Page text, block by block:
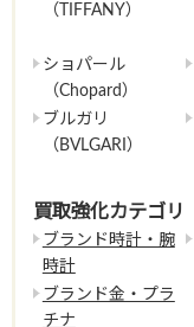
（TIFFANY）
ショパール
（Chopard）
ブルガリ
（BVLGARI）
買取強化カテゴリ
ブランド時計・腕
時計
ブランド金・プラ
チナ